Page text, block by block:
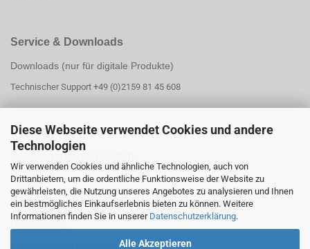
Diese Webseite verwendet Cookies und andere
Technologien
Wir verwenden Cookies und ähnliche Technologien, auch von
Drittanbietern, um die ordentliche Funktionsweise der Website zu
gewährleisten, die Nutzung unseres Angebotes zu analysieren und Ihnen
ein bestmögliches Einkaufserlebnis bieten zu können. Weitere
Informationen finden Sie in unserer Datenschutzerklärung.
Alle Akzeptieren
Service & Downloads
Downloads (nur für digitale Produkte)
Technischer Support +49 (0)2159 81 45 608
Zahlungsmöglichk
PayPal
PayPal Ratenzahlung
Kartenzahlung bei Abholung